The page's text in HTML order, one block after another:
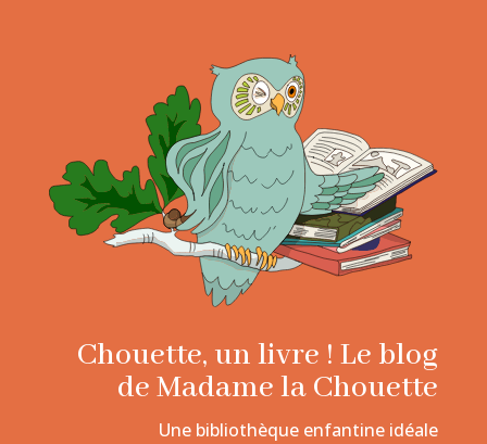
Chouette, un livre ! Le blog
de Madame la Chouette
Une bibliothèque enfantine idéale